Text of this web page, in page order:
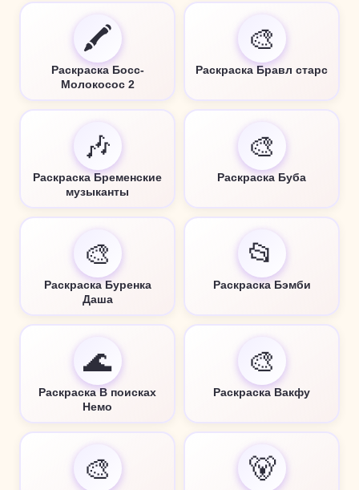
🖍️
Раскраска Босс-
Молокосос 2
🎨
Раскраска Бравл старс
🎶
Раскраска Бременские
музыканты
🎨
Раскраска Буба
🎨
Раскраска Буренка
Даша
📂
Раскраска Бэмби
🌊
Раскраска В поисках
Немо
🎨
Раскраска Вакфу
🎨 🐻